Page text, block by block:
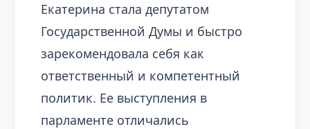
Екатерина стала депутатом
Государственной Думы и быстро
зарекомендовала себя как
ответственный и компетентный
политик. Ее выступления в
парламенте отличались